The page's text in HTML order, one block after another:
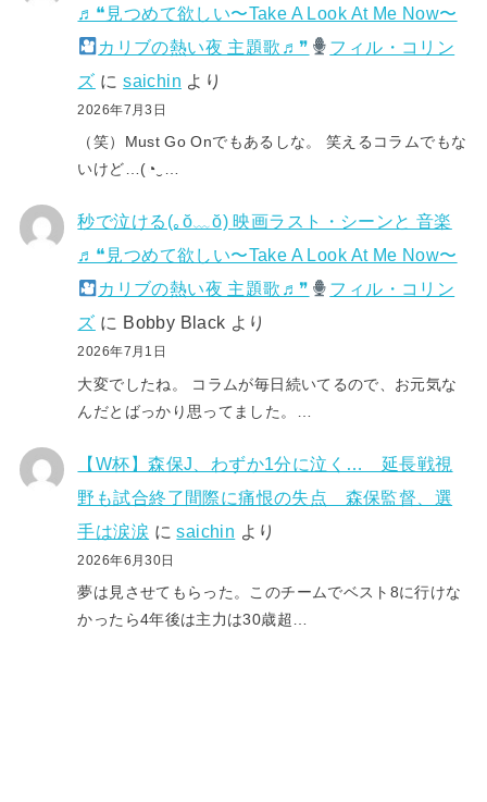
♬❝見つめて欲しい〜Take A Look At Me Now〜
カリブの熱い夜 主題歌♬❞
フィル・コリン
ズ にsaichin より
2026年7月3日
（笑）Must Go Onでもあるしな。 笑えるコラムでもな
いけど…(⁠◔⁠‿⁠…
秒で泣ける(⁠｡⁠ŏ⁠﹏⁠ŏ⁠) 映画ラスト・シーンと 音楽
♬❝見つめて欲しい〜Take A Look At Me Now〜
カリブの熱い夜 主題歌♬❞
フィル・コリン
ズ に Bobby Black より
2026年7月1日
大変でしたね。 コラムが毎日続いてるので、お元気な
んだとばっかり思ってました。…
【W杯】森保J、わずか1分に泣く… 延長戦視
野も試合終了間際に痛恨の失点 森保監督、選
手は涙涙 にsaichin より
2026年6月30日
夢は見させてもらった。このチームでベスト8に行けな
かったら4年後は主力は30歳超…